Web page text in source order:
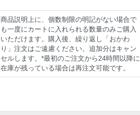
商品説明上に、個数制限の明記がない場合で
も一度にカートに入れられる数量のみご購入
いただけます。購入後、繰り返し「おかわ
り」注文はご遠慮ください。追加分はキャン
セルします。*最初のご注文から24時間以降に
在庫が残っている場合は再注文可能です。